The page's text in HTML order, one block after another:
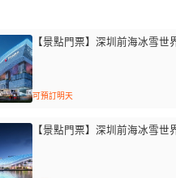
【景點門票】深圳前海冰雪世
可預訂明天
【景點門票】深圳前海冰雪世